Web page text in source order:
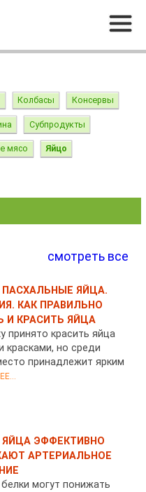
Меню
Колбасы Консервы
Субпродукты
мясо Яйцо
смотреть все
ПАСХАЛЬНЫЕ ЯЙЦА.
КАК ПРАВИЛЬНО
И КРАСИТЬ ЯЙЦА
принято красить яйца
красками, но среди
принадлежит ярким
ЯЙЦА ЭФФЕКТИВНО
АРТЕРИАЛЬНОЕ
могут понижать